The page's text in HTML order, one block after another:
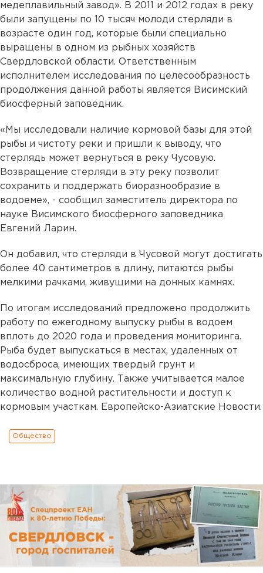
медеплавильный завод». В 2011 и 2012 годах в реку
были запущены по 10 тысяч молоди стерляди в
возрасте один год, которые были специально
выращены в одном из рыбных хозяйств
Свердловской области. Ответственным
исполнителем исследования по целесообразность
продолжения данной работы является Висимский
биосферный заповедник.
«Мы исследовали наличие кормовой базы для этой
рыбы и чистоту реки и пришли к выводу, что
стерлядь может вернуться в реку Чусовую.
Возвращение стерляди в эту реку позволит
сохранить и поддержать биоразнообразие в
водоеме», - сообщил заместитель директора по
науке Висимского биосферного заповедника
Евгений Ларин.
Он добавил, что стерляди в Чусовой могут достигать
более 40 сантиметров в длину, питаются рыбы
мелкими рачками, живущими на донных камнях.
По итогам исследований предложено продолжить
работу по ежегодному выпуску рыбы в водоем
вплоть до 2020 года и проведения мониторинга.
Рыба будет выпускаться в местах, удаленных от
водосброса, имеющих твердый грунт и
максимальную глубину. Также учитывается малое
количество водной растительности и доступ к
кормовым участкам. Европейско-Азиатские Новости.
Общество